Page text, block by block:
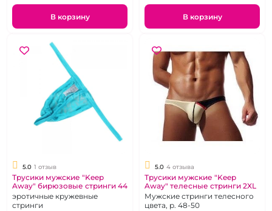
В корзину В корзину
5.0 1 отзыв
Трусики мужские "Keep
Away" бирюзовые стринги 44
эротичные кружевные
стринги
5.0 4 отзыва
Трусики мужские "Keep
Away" телесные стринги 2XL
Мужские стринги телесного
цвета, р. 48-50